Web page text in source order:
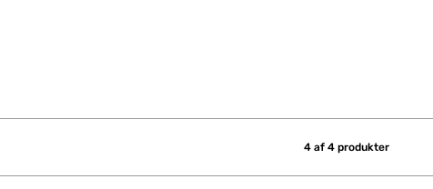
4 af 4 produkter